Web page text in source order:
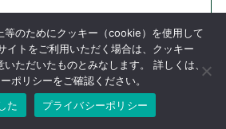
ステンレスサイドテーブ
等のためにクッキー（cookie）を使用して
イトをご利用いただく場合は、クッキー
いただいたものとみなします。 詳しくは、
ポリシーをご確認ください。
た
プライバシーポリシー